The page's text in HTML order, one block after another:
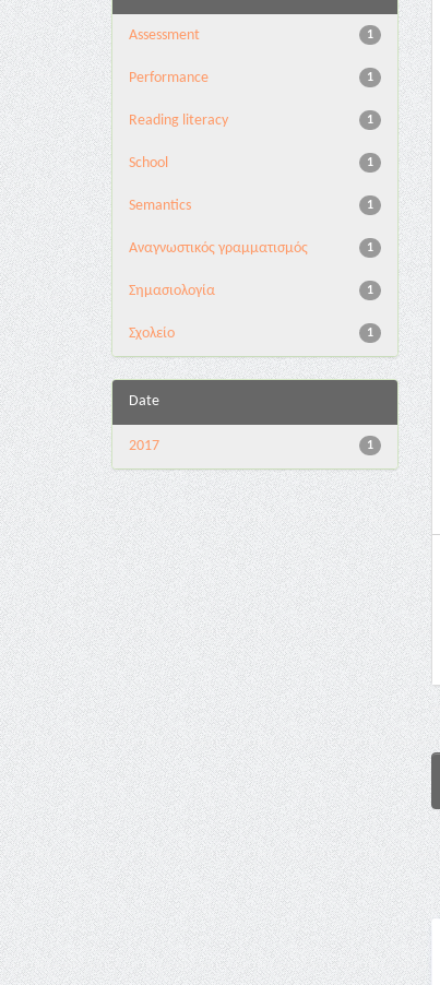
1
Assessment
1
Performance
1
Reading literacy
1
School
1
Semantics
1
Αναγνωστικός γραμματισμός
1
Σημασιολογία
1
Σχολείο
Date
1
2017